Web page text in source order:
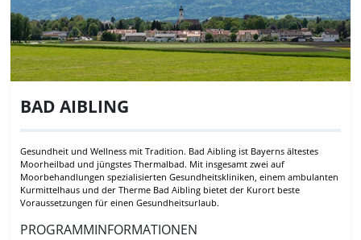
BAD AIBLING
Gesundheit und Wellness mit Tradition. Bad Aibling ist Bayerns ältestes
Moorheilbad und jüngstes Thermalbad. Mit insgesamt zwei auf
Moorbehandlungen spezialisierten Gesundheitskliniken, einem ambulanten
Kurmittelhaus und der Therme Bad Aibling bietet der Kurort beste
Voraussetzungen für einen Gesundheitsurlaub.
PROGRAMMINFORMATIONEN